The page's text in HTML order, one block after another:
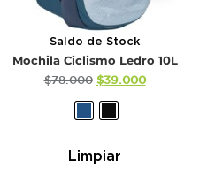
Saldo de Stock
Mochila Ciclismo Ledro 10L
$78.000 $39.000
Limpiar